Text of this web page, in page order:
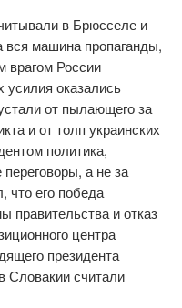
в Брюсселе и
вся машина пропаганды,
врагом России
оказались
от пылающего за
и от толп украинских
политика,
а не за
что его победа
правительства и отказ
центра
президента
Словакии считали